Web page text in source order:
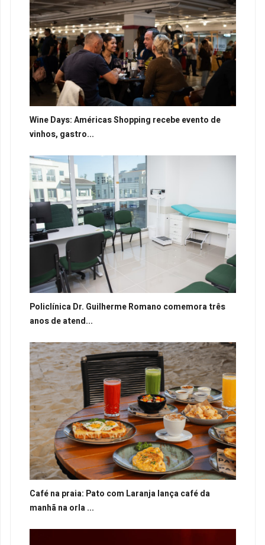
Wine Days: Américas Shopping recebe evento de
vinhos, gastro...
Policlínica Dr. Guilherme Romano comemora três
anos de atend...
Café na praia: Pato com Laranja lança café da
manhã na orla ...